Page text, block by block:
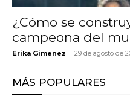
¿Cómo se
campeona del
Erika Gimenez - 29 de agosto de
MÁS POPULARES